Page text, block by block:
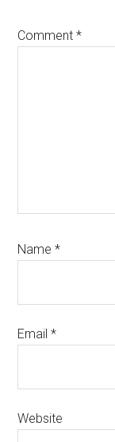
Comment*
Name*
Email*
Website